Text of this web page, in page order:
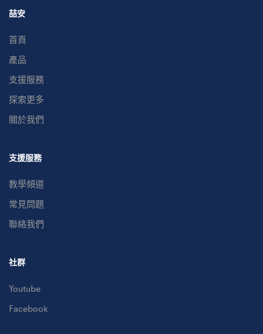
喆安
首頁
產品
支援服務
探索更多
關於我們
支援服務
教學頻道
常見問題
聯絡我們
社群
Youtube
Facebook